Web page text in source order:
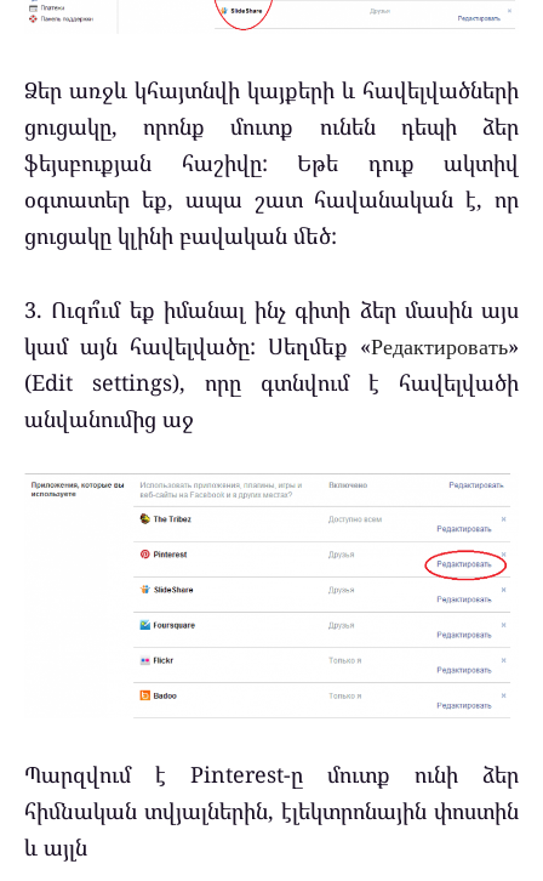
Ձեր առջև կհայտնվի կայքերի և հավելվածների
ցուցակը, որոնք մուտք ունեն դեպի ձեր
ֆեյսբուքյան հաշիվը: Եթե դուք ակտիվ
օգտատեր եք, ապա շատ հավանական է, որ
ցուցակը կլինի բավական մեծ:
3. Ուզո՞ւմ եք իմանալ ինչ գիտի ձեր մասին այս
կամ այն հավելվածը: Սեղմեք «Редактировать»
(Edit settings), որը գտնվում է հավելվածի
անվանումից աջ
Պարզվում է Pinterest-ը մուտք ունի ձեր
հիմնական տվյալներին, էլեկտրոնային փոստին
և այլն